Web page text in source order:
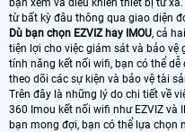
từ bất kỳ đâu thông qua giao diện
Dù bạn chọn EZVIZ hay IMOU, cả
tiện lợi cho việc giám sát và bảo vệ
tính năng kết nối wifi, bạn có thể
theo dõi các sự kiện và bảo vệ tài
Trên đây là những lý do chi tiết về
360 Imou kết nối wifi như EZVIZ và
bạn mong đợi, bạn có thể lựa chọn